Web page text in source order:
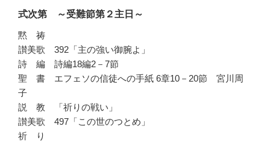
式次第 ～受難節第２主日～
黙 祷
讃美歌 392「主の強い御腕よ」
詩 編 詩編18編2－7節
聖 書 エフェソの信徒への手紙 6章10－20節 宮川周
子
説 教 「祈りの戦い」
讃美歌 497「この世のつとめ」
祈 り